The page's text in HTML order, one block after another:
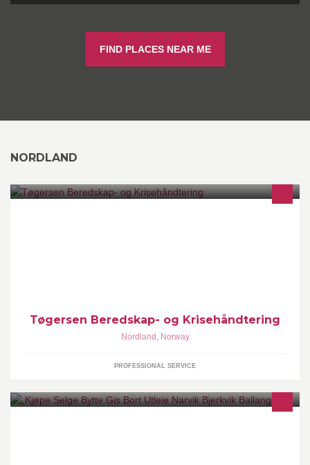
FIND PLACES NEAR ME
NORDLAND
Tøgersen Beredskap- og Krisehåndtering
Nordland , Norway
PROFESSIONAL SERVICE